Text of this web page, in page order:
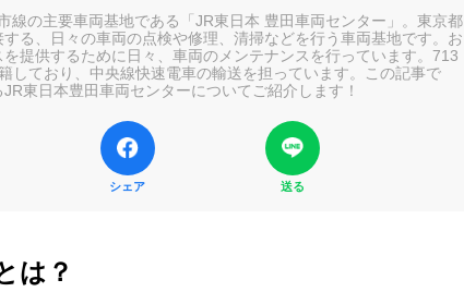
線の主要車両基地である「JR東日本 豊田車両センター」。東京都
る、日々の車両の点検や修理、清掃などを行う車両基地です。お
提供するために日々、車両のメンテナンスを行っています。713
しており、中央線快速電車の輸送を担っています。この記事で
東日本豊田車両センターについてご紹介します！
シェア 送る
は？